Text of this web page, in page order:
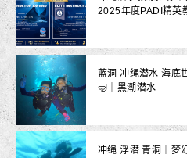
2025年度PADI精英
蓝洞 冲绳潜水 海底
🤿｜黑潮潜水
冲绳 浮潜 青洞｜梦